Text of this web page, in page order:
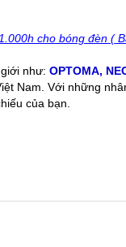
cho bóng đèn (
như: OPTOMA,
Nam. Với những
của bạn.